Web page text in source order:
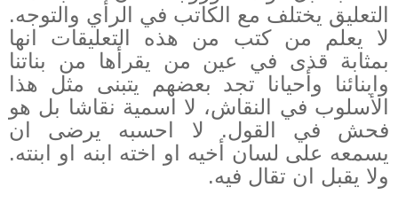
التعليق يختلف مع الكاتب في الرأي والتوجه.
لا يعلم من كتب من هذه التعليقات انها
بمثابة قذى في عين من يقرأها من بناتنا
وابنائنا وأحيانا تجد بعضهم يتبنى مثل هذا
الأسلوب في النقاش، لا اسمية نقاشا بل هو
فحش في القول. لا احسبه يرضى ان
يسمعه على لسان أخيه او اخته ابنه او ابنته.
ولا يقبل ان تقال فيه.